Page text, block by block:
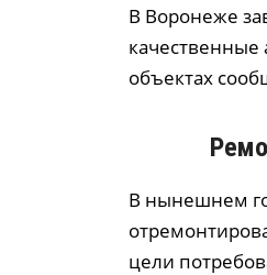
В Воронеже
объектах
В нынешнем
цели